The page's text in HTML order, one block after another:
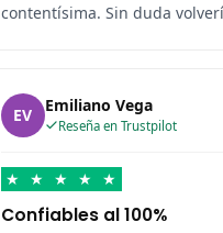
contentísima. Sin duda
EV Emiliano Vega
Reseña en Trustpilot
★ ★ ★ ★ ★
Confiables al 100%